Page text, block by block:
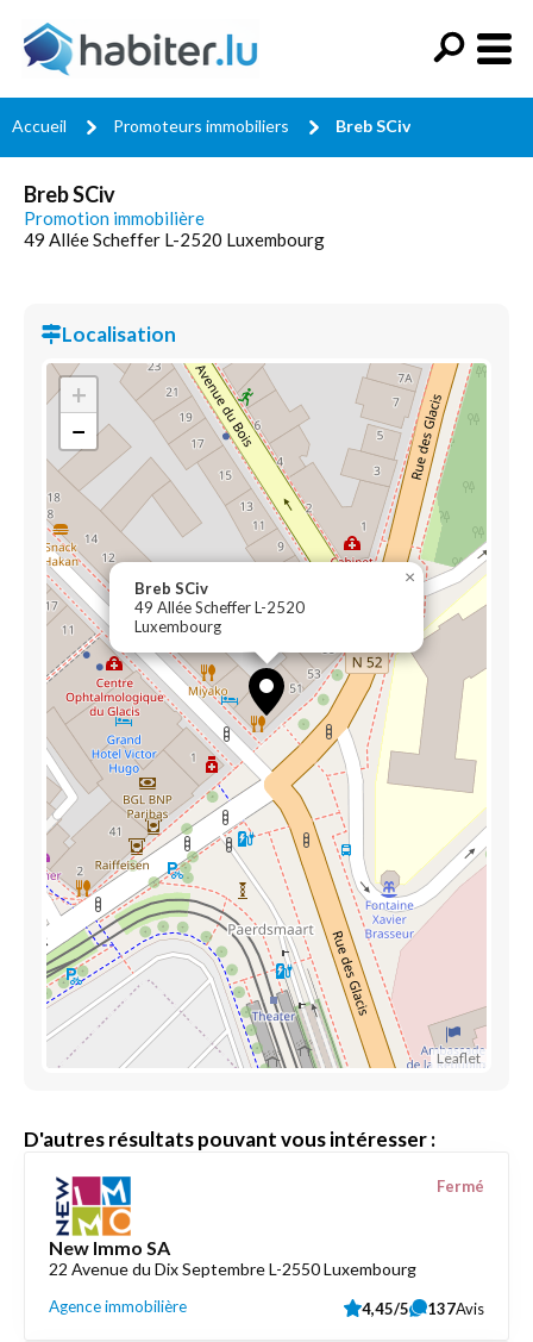
Accueil Promoteurs immobiliers Breb SCiv
Breb SCiv
Promotion immobilière
49 Allée Scheffer L-2520 Luxembourg
Localisation
Breb SCiv
49 Allée Scheffer L-2520
Luxembourg
×
+
−
Leaflet
D'autres résultats pouvant vous intéresser :
New Immo SA
22 Avenue du Dix Septembre L-2550 Luxembourg
Agence immobilière
Fermé
4,45/5 137Avis